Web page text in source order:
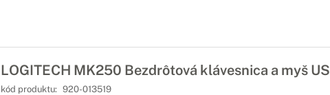
LOGITECH MK250 Bezdrôtová klávesnica a myš US
kód produktu: 920-013519